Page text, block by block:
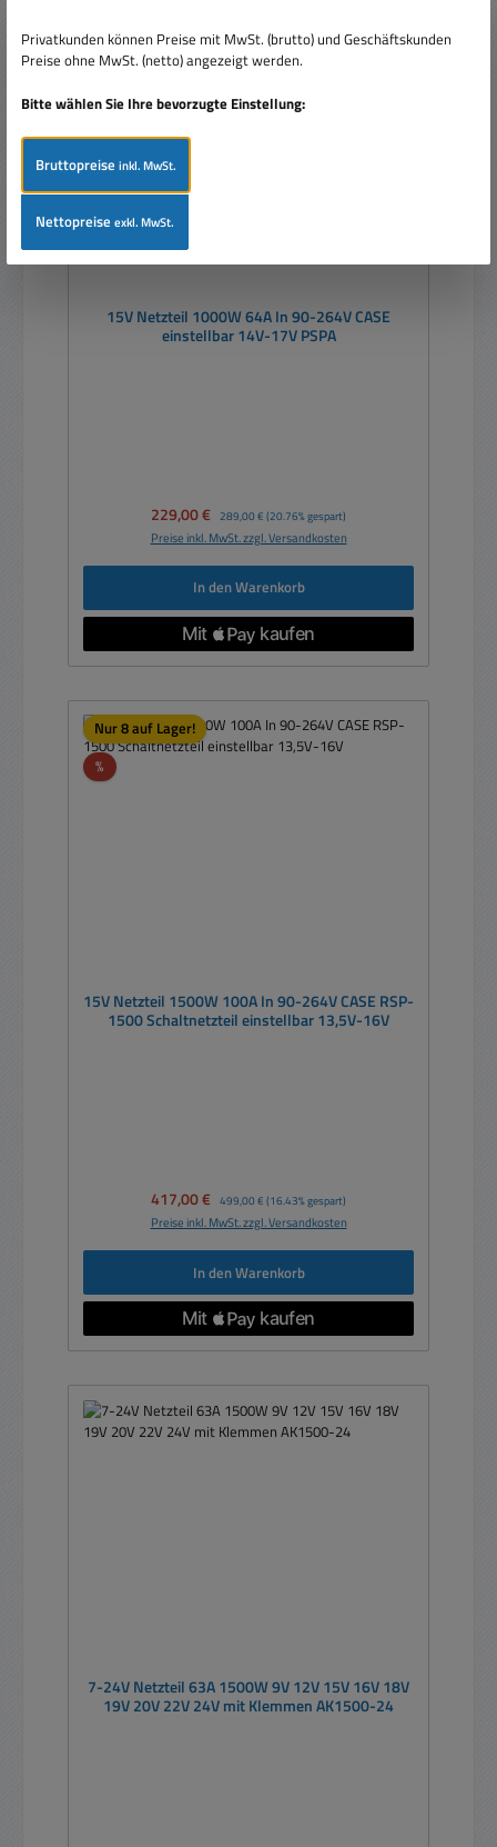
Nur 8 auf Lager!
15V Netzteil 1000W 64A In 90-264V CASE
einstellbar 14V-17V PSPA
Verkaufspreis:
229,00 € Regulärer Preis:
289,00 € (20.76% gespart)
Preise inkl. MwSt. zzgl. Versandkosten
In den Warenkorb
Nur 8 auf Lager!
%Rabatt
15V Netzteil 1500W 100A In 90-264V CASE RSP-
1500 Schaltnetzteil einstellbar 13,5V-16V
Verkaufspreis:
417,00 € Regulärer Preis:
499,00 € (16.43% gespart)
Preise inkl. MwSt. zzgl. Versandkosten
In den Warenkorb
7-24V Netzteil 63A 1500W 9V 12V 15V 16V 18V
19V 20V 22V 24V mit Klemmen AK1500-24
Privatkunden können Preise mit MwSt. (brutto) und Geschäftskunden
Preise ohne MwSt. (netto) angezeigt werden.
Bitte wählen Sie Ihre bevorzugte Einstellung:
Bruttopreiseinkl. MwSt.
Nettopreiseexkl. MwSt.